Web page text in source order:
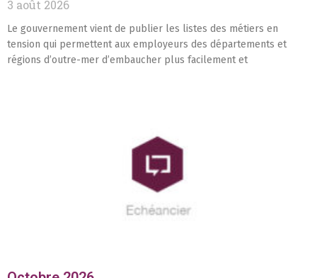
3 août 2026
Le gouvernement vient de publier les listes des métiers en
tension qui permettent aux employeurs des départements et
régions d’outre-mer d’embaucher plus facilement et